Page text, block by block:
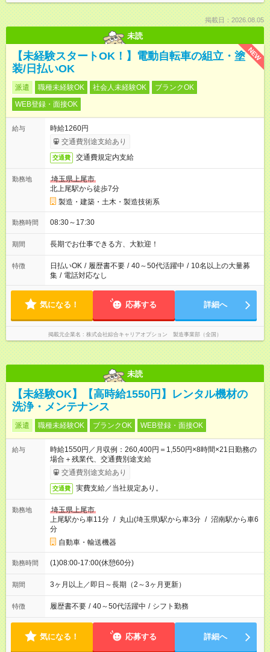
掲載日：2026.08.05
未読
NEW
【未経験スタートOK！】電動自転車の組立・塗
装/日払いOK
派遣 職種未経験OK 社会人未経験OK
ブランクOK
WEB登録・面接OK
給与
時給1260円
交通費別途支給あり
交通費 交通費規定内支給
勤務地
埼玉県上尾市
北上尾駅から徒歩7分
製造・建築・土木・製造技術系
勤務時間 08:30～17:30
期間 長期でお仕事できる方、大歓迎！
特徴 日払いOK / 履歴書不要 / 40～50代活躍中 / 10名以上の大量募
集 / 電話対応なし
気になる！ 応募する 詳細へ
掲載元企業名 株式会社綜合キャリアオプション 製造事業部（全国）
未読
【未経験OK】【高時給1550円】レンタル機材の
洗浄・メンテナンス
派遣 職種未経験OK ブランクOK WEB登録・面接OK
給与
時給1550円／月収例：260,400円＝1,550円×8時間×21日勤務の
場合＋残業代、交通費別途支給
交通費別途支給あり
交通費 実費支給／当社規定あり。
勤務地
埼玉県上尾市
上尾駅から車11分 / 丸山(埼玉県)駅から車3分 / 沼南駅から車6
分
自動車・輸送機器
勤務時間 (1)08:00-17:00(休憩60分)
期間 3ヶ月以上／即日～長期（2～3ヶ月更新）
特徴 履歴書不要 / 40～50代活躍中 / シフト勤務
気になる！ 応募する 詳細へ